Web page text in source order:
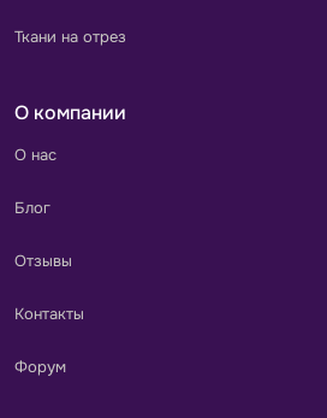
Ткани на отрез
О компании
О нас
Блог
Отзывы
Контакты
Форум